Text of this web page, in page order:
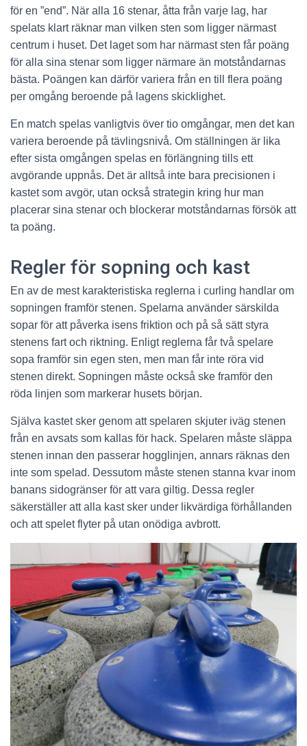
för en ”end”. När alla 16 stenar, åtta från varje lag, har
spelats klart räknar man vilken sten som ligger närmast
centrum i huset. Det laget som har närmast sten får poäng
för alla sina stenar som ligger närmare än motståndarnas
bästa. Poängen kan därför variera från en till flera poäng
per omgång beroende på lagens skicklighet.
En match spelas vanligtvis över tio omgångar, men det kan
variera beroende på tävlingsnivå. Om ställningen är lika
efter sista omgången spelas en förlängning tills ett
avgörande uppnås. Det är alltså inte bara precisionen i
kastet som avgör, utan också strategin kring hur man
placerar sina stenar och blockerar motståndarnas försök att
ta poäng.
Regler för sopning och kast
En av de mest karakteristiska reglerna i curling handlar om
sopningen framför stenen. Spelarna använder särskilda
sopar för att påverka isens friktion och på så sätt styra
stenens fart och riktning. Enligt reglerna får två spelare
sopa framför sin egen sten, men man får inte röra vid
stenen direkt. Sopningen måste också ske framför den
röda linjen som markerar husets början.
Själva kastet sker genom att spelaren skjuter iväg stenen
från en avsats som kallas för hack. Spelaren måste släppa
stenen innan den passerar hogglinjen, annars räknas den
inte som spelad. Dessutom måste stenen stanna kvar inom
banans sidogränser för att vara giltig. Dessa regler
säkerställer att alla kast sker under likvärdiga förhållanden
och att spelet flyter på utan onödiga avbrott.